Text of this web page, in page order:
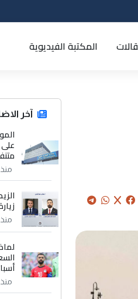
المكتبة الفيديوية
آخر
منذ 12 ساعة
منذ 13 ساعة
منذ 13 ساعة